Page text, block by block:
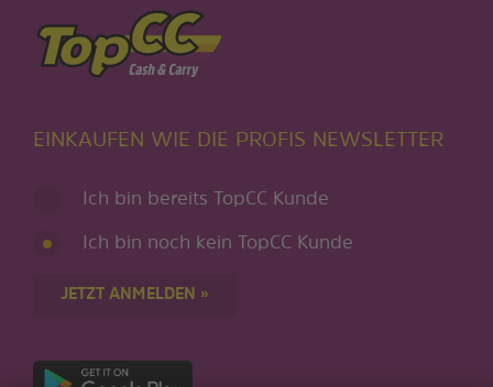
EINKAUFEN WIE DIE PROFIS NEWSLETTER
Ich bin bereits TopCC Kunde
Ich bin noch kein TopCC Kunde
JETZT ANMELDEN »